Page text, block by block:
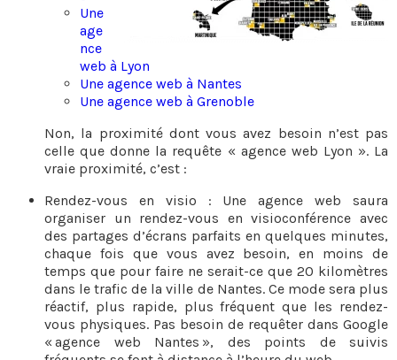
Une
age
nce
web à Lyon
Une agence web à Nantes
Une agence web à Grenoble
Non, la proximité dont vous avez besoin n’est pas
celle que donne la requête « agence web Lyon ». La
vraie proximité, c’est :
Rendez-vous en visio : Une agence web saura
organiser un rendez-vous en visioconférence avec
des partages d’écrans parfaits en quelques minutes,
chaque fois que vous avez besoin, en moins de
temps que pour faire ne serait-ce que 20 kilomètres
dans le trafic de la ville de Nantes. Ce mode sera plus
réactif, plus rapide, plus fréquent que les rendez-
vous physiques. Pas besoin de requêter dans Google
« agence web Nantes », des points de suivis